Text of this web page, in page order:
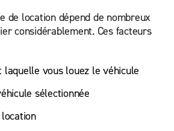
de location dépend de nombreux
considérablement. Ces facteurs
laquelle vous louez le véhicule
sélectionnée